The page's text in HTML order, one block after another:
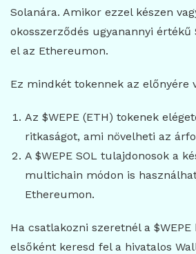
Solanára. Amikor ezzel készen
okosszerződés ugyanannyi értékű
el az Ethereumon.
Ez mindkét tokennek az előnyére
Az $WEPE (ETH) tokenek
ritkaságot, ami növelheti az
A $WEPE SOL tulajdonosok a
multichain módon is
Ethereumon.
Ha csatlakozni szeretnél a $WEPE
elsőként keresd fel a hivatalos